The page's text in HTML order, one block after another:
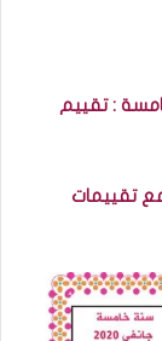
: تقييم
مع تقييمات